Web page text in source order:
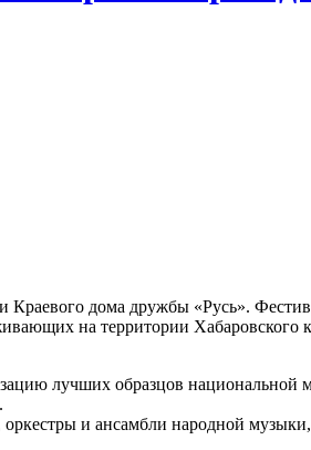
дома дружбы «Русь».
на территории
лучших образцов национальной
и ансамбли народной